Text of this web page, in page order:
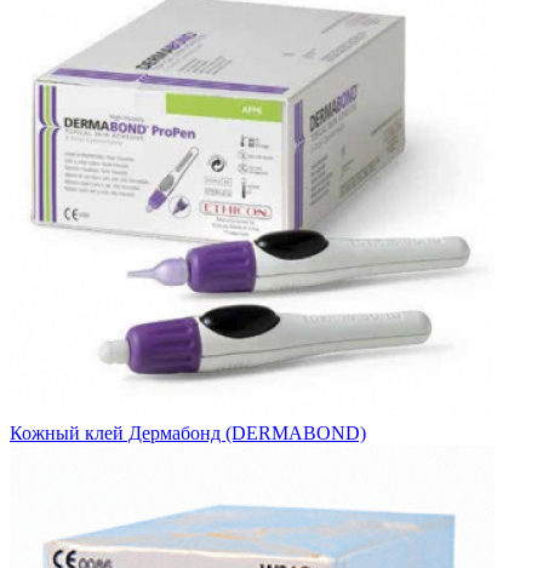
Кожный клей Дермабонд (DERMABOND)